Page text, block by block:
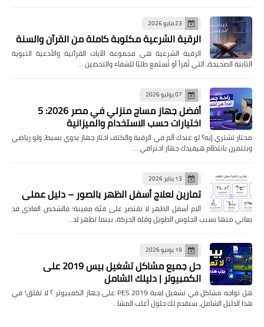
23 مايو 2026
الرقية الشرعية مكتوبة كاملة من القرآن والسنة
الرقية الشرعية هي مجموعة الآيات القرآنية والأدعية النبوية
الثابتة الصحيحة، التي تُقرأ أو تُستمع طلبًا للشفاء والتحصين …
07 يوليو 2026
أفضل جهاز مساج منزلي في مصر 2026: 5
اختيارات حسب الاستخدام والميزانية
محتار تشتري إيه؟ لو عندك ألم في الرقبة والكتف اختار جهاز يدوي بسيط، ولو رياضي
وبتتمرن بانتظام هيفيدك جهاز احترافي …
13 يناير 2026
تمارين لعلاج أسفل الظهر بالصور – دليل عملي
آلام أسفل الظهر لا تقتصر على فئة معينة؛ فالشخص العادي قد
يعاني منها بسبب الجلوس الطويل وقلة الحركة، بينما تظهر لد…
19 يونيو 2026
حل جميع مشاكل تشغيل بيس 2019 على
الكمبيوتر | دليلك الشامل
هل تواجه مشاكل في تشغيل لعبة PES 2019 على جهاز الكمبيوتر ؟ لا تقلق! في
هذا الدليل الشامل، سنقدم لك حلول أغلب المشا…